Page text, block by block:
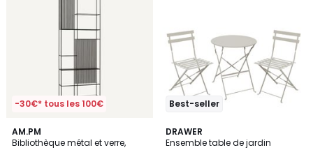
-30€* tous les 100€
AM.PM
Bibliothèque métal et verre,
5
/
Best-seller
DRAWER
Ensemble table de jardin
3
Couleurs